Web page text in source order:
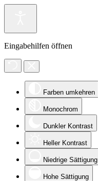
Eingabehilfen öffnen
Farben umkehren
Monochrom
Dunkler Kontrast
Heller Kontrast
Niedrige Sättigung
Hohe Sättigung